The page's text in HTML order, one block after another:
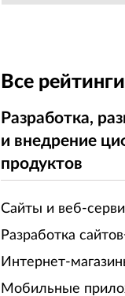
Все рейтинги
Разработка,
и внедрение
продуктов
Сайты и веб-
Разработка
Интернет-
Мобильные